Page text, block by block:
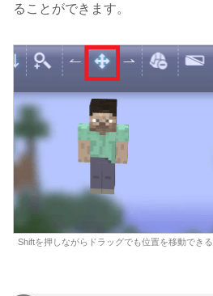
ることができます。
Shiftを押しながらドラッグでも位置を移動できる